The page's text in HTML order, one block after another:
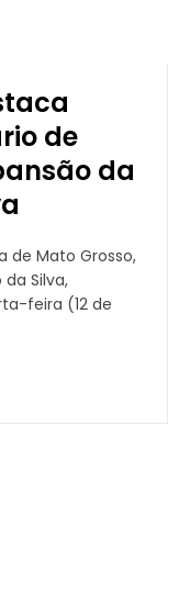
de
da
de Mato Grosso,
Silva,
feira (12 de